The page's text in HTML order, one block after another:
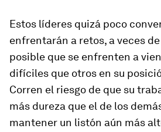
Estos líderes quizá poco
enfrentarán a retos, a veces
posible que se enfrenten a
difíciles que otros en su
Corren el riesgo de que su
más dureza que el de los
mantener un listón aún más